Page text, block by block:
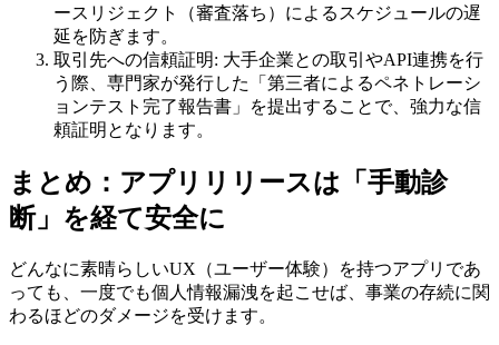
ースリジェクト（審査落ち）によるスケジュールの遅
延を防ぎます。
取引先への信頼証明: 大手企業との取引やAPI連携を行
う際、専門家が発行した「第三者によるペネトレーシ
ョンテスト完了報告書」を提出することで、強力な信
頼証明となります。
まとめ：アプリリリースは「手動診
断」を経て安全に
どんなに素晴らしいUX（ユーザー体験）を持つアプリであ
っても、一度でも個人情報漏洩を起こせば、事業の存続に関
わるほどのダメージを受けます。